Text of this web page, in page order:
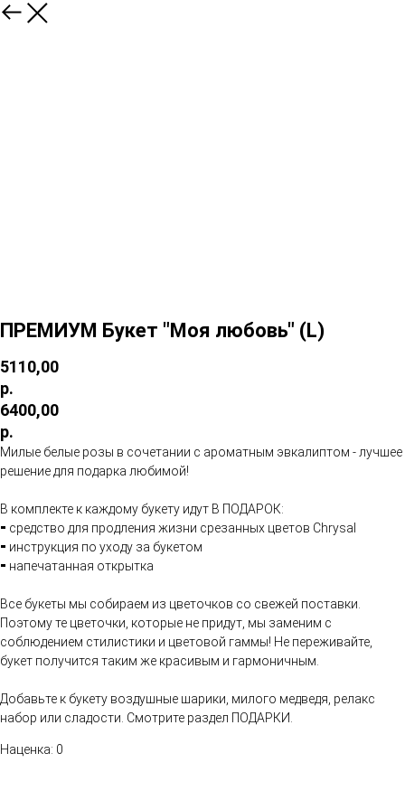
ПРЕМИУМ Букет "Моя любовь" (L)
5110,00
р.
6400,00
р.
Милые белые розы в сочетании с ароматным эвкалиптом - лучшее
решение для подарка любимой!
В комплекте к каждому букету идут В ПОДАРОК:
⁃ средство для продления жизни срезанных цветов Chrysal
⁃ инструкция по уходу за букетом
⁃ напечатанная открытка
Все букеты мы собираем из цветочков со свежей поставки.
Поэтому те цветочки, которые не придут, мы заменим с
соблюдением стилистики и цветовой гаммы! Не переживайте,
букет получится таким же красивым и гармоничным.
Добавьте к букету воздушные шарики, милого медведя, релакс
набор или сладости. Смотрите раздел ПОДАРКИ.
Наценка: 0